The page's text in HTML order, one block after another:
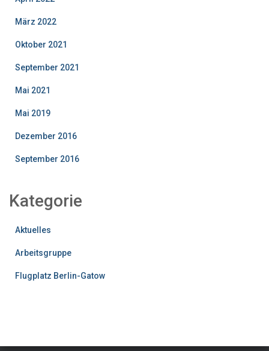
März 2022
Oktober 2021
September 2021
Mai 2021
Mai 2019
Dezember 2016
September 2016
Kategorie
Aktuelles
Arbeitsgruppe
Flugplatz Berlin-Gatow